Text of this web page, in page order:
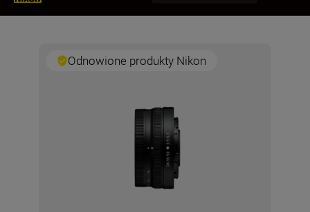
Odnowione produkty Nikon